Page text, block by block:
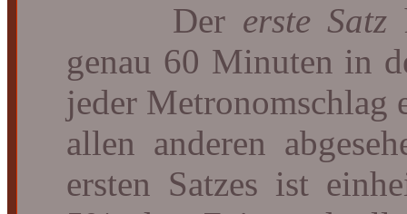
Der erste Satz
genau 60 Minuten in
jeder Metronomschlag
allen anderen
ersten Satzes ist